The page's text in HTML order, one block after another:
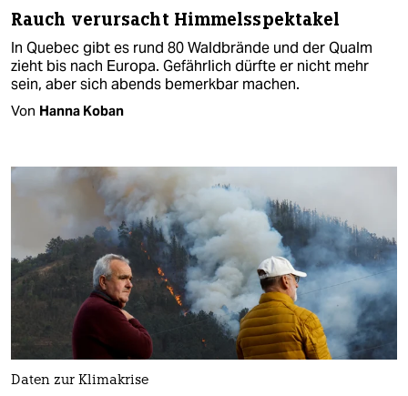
Rauch verursacht Himmelsspektakel
In Quebec gibt es rund 80 Waldbrände und der Qualm
zieht bis nach Europa. Gefährlich dürfte er nicht mehr
sein, aber sich abends bemerkbar machen.
Von Hanna Koban
Daten zur Klimakrise